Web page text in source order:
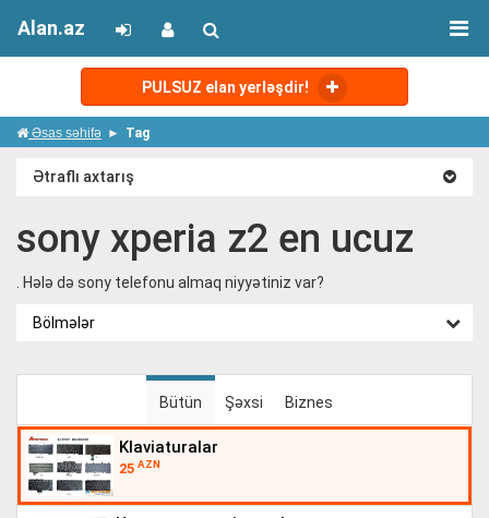
PULSUZ elan yerləşdir!
Alan.az
Əsas səhifə Tag
Ətraflı axtarış
sony xperia z2 en ucuz
. Hələ də sony telefonu almaq niyyətiniz var?
Bölmələr
Bütün Şəxsi Biznes
klaviaturalar
25 AZN